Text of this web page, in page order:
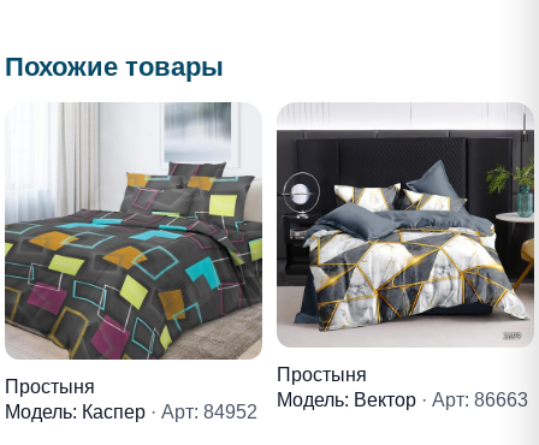
Похожие товары
Простыня
Модель: Каспер · Арт: 84952
Простыня
Модель: Вектор · Арт: 86663